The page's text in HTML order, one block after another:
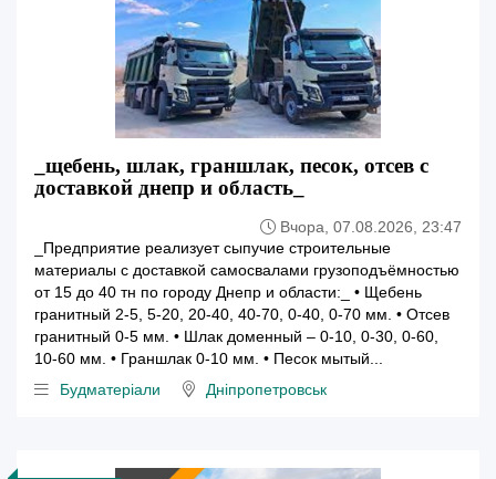
_щебень, шлак, граншлак, песок, отсев с
доставкой днепр и область_
Вчора, 07.08.2026, 23:47
_Предприятие реализует сыпучие строительные
материалы с доставкой самосвалами грузоподъёмностью
от 15 до 40 тн по городу Днепр и области:_ • Щебень
гранитный 2-5, 5-20, 20-40, 40-70, 0-40, 0-70 мм. • Отсев
гранитный 0-5 мм. • Шлак доменный – 0-10, 0-30, 0-60,
10-60 мм. • Граншлак 0-10 мм. • Песок мытый...
Будматеріали
Дніпропетровськ